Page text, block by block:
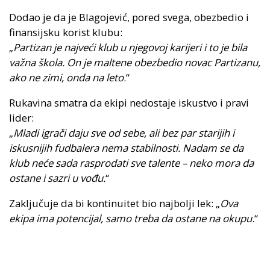
Dodao je da je Blagojević, pored svega, obezbedio i
finansijsku korist klubu:
„Partizan je najveći klub u njegovoj karijeri i to je bila
važna škola. On je maltene obezbedio novac Partizanu,
ako ne zimi, onda na leto.“
Rukavina smatra da ekipi nedostaje iskustvo i pravi
lider:
„Mladi igrači daju sve od sebe, ali bez par starijih i
iskusnijih fudbalera nema stabilnosti. Nadam se da
klub neće sada rasprodati sve talente – neko mora da
ostane i sazri u vođu.“
Zaključuje da bi kontinuitet bio najbolji lek: „Ova
ekipa ima potencijal, samo treba da ostane na okupu.“